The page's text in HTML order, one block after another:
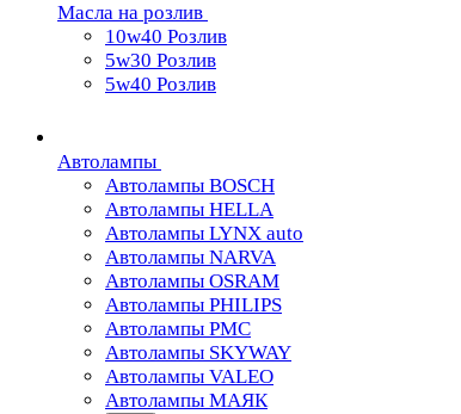
Масла на розлив
10w40 Розлив
5w30 Розлив
5w40 Розлив
Автолампы
Автолампы BOSCH
Автолампы HELLA
Автолампы LYNX auto
Автолампы NARVA
Автолампы OSRAM
Автолампы PHILIPS
Автолампы PMC
Автолампы SKYWAY
Автолампы VALEO
Автолампы МАЯК